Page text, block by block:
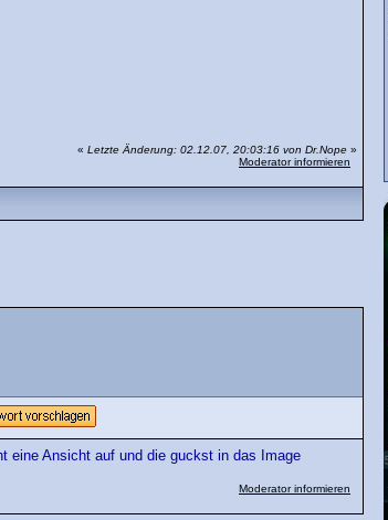
« Letzte Änderung: 02.12.07, 20:03:16 von Dr.Nope »
Moderator informieren
eine Ansicht auf und die guckst in das Image
Moderator informieren